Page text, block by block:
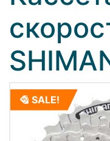
SALE!